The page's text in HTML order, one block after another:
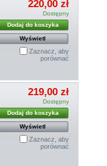
220,00 zł
Dostępny
Dodaj do koszyka
Wyświetl
Zaznacz, aby
porównać
219,00 zł
Dostępny
Dodaj do koszyka
Wyświetl
Zaznacz, aby
porównać